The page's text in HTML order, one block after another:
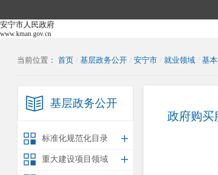
安宁市人民政府
www.kman.gov.cn
当前位置： 首页 / 基层政务公开 / 安宁市 / 就业领域 / 基
基层政务公开
标准化规范化目录
重大建设项目领域
政府购买